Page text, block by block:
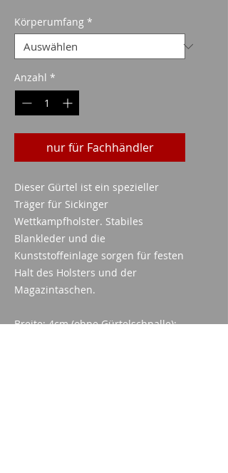
Körperumfang *
Anzahl *
nur für Fachhändler
Dieser Gürtel ist ein spezieller
Träger für Sickinger
Wettkampfholster. Stabiles
Blankleder und die
Kunststoffeinlage sorgen für festen
Halt des Holsters und der
Magazintaschen.
Breite: 4cm (ohne Gürtelschnalle);